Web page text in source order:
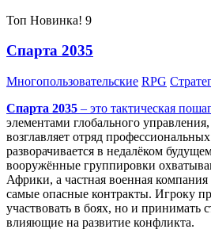
Топ Новинка! 9
Спарта 2035
Многопользовательские RPG
Спарта 2035 – это тактическая
элементами глобального
возглавляет отряд
разворачивается в недалёком
вооружённые группировки
Африки, а частная военная компания
самые опасные контракты. Игроку
участвовать в боях, но и принимать
влияющие на развитие конфликта.